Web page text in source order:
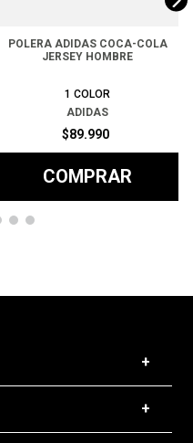
POLERA ADIDAS COCA-COLA
JERSEY HOMBRE
1 COLOR
ADIDAS
$89.990
COMPRAR
+
+